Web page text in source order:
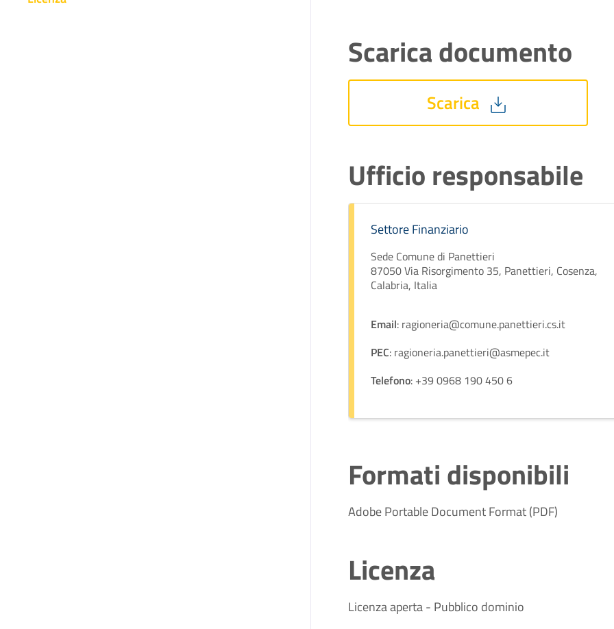
Scarica documento
Scarica
Ufficio responsabile
Settore Finanziario
Sede Comune di Panettieri
87050 Via Risorgimento 35, Panettieri, Cosenza,
Calabria, Italia
Email: ragioneria@comune.panettieri.cs.it
PEC: ragioneria.panettieri@asmepec.it
Telefono: +39 0968 190 450 6
Formati disponibili
Adobe Portable Document Format (PDF)
Licenza
Licenza aperta - Pubblico dominio